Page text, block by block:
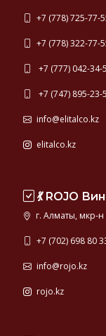
+7 (778) 725-77-
+7 (778) 322-77-
+7 (777) 042-34-
+7 (747) 895-23-
info@elitalco.kz
elitalco.kz
💃 ROJO
г. Алматы, мкр-
+7 (702) 698 80
info@rojo.kz
rojo.kz